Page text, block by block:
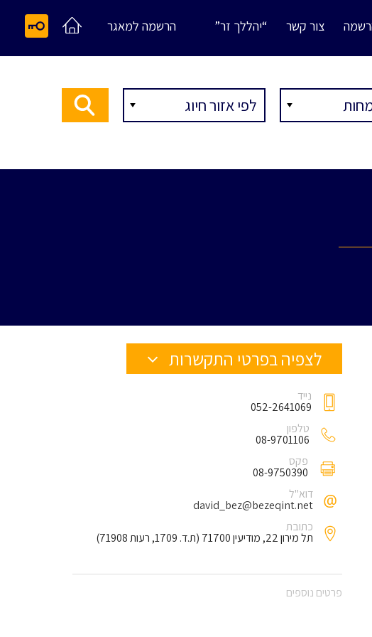
צור קשר “יהללך זר” הרשמה למאגר
לצפיה בפרטי התקשרות
נייד
052-2641069
טלפון
08-9701106
פקס
08-9750390
דוא"ל
david_bez@bezeqint.net
כתובת
תל מירון 22, מודיעין 71700 (ת.ד. 1709, רעות 71908)
פרטים נוספים